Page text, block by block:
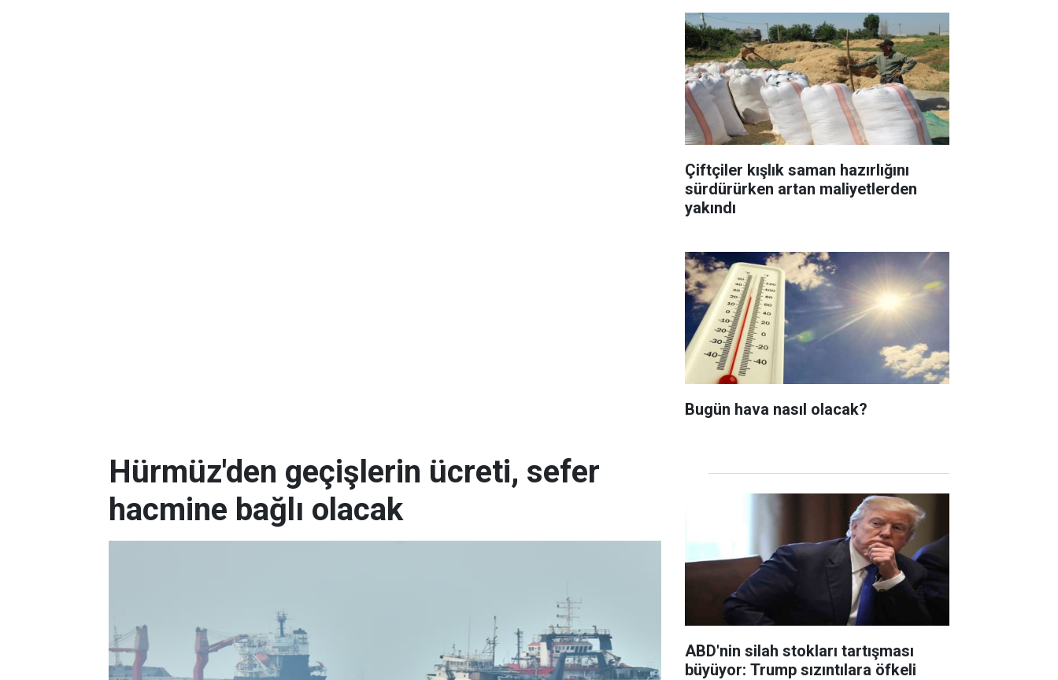
Çiftçiler kışlık saman hazırlığını
sürdürürken artan maliyetlerden
yakındı
Bugün hava nasıl olacak?
Hürmüz'den geçişlerin ücreti, sefer
hacmine bağlı olacak
ABD'nin silah stokları tartışması
büyüyor: Trump sızıntılara öfkeli